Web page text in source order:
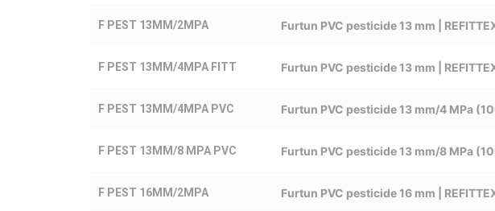
F PEST 13MM/2MPA Furtun PVC pesticide 13 mm |
F PEST 13MM/4MPA FITT Furtun PVC pesticide 13 mm |
F PEST 13MM/4MPA PVC Furtun PVC pesticide 13 mm/4 MPa
F PEST 13MM/8 MPA PVC Furtun PVC pesticide 13 mm/8 MPa
F PEST 16MM/2MPA Furtun PVC pesticide 16 mm |